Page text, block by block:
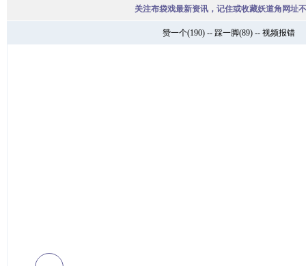
关注布袋戏最新资讯，记住或收藏妖道角网址
赞一个(190) -- 踩一脚(89) -- 视频报错